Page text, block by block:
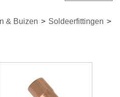
& Buizen > Soldeerfittingen >